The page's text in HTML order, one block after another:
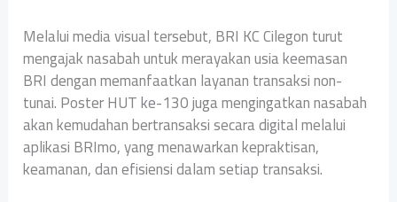
Melalui media visual tersebut, BRI KC Cilegon turut
mengajak nasabah untuk merayakan usia keemasan
BRI dengan memanfaatkan layanan transaksi non-
tunai. Poster HUT ke-130 juga mengingatkan nasabah
akan kemudahan bertransaksi secara digital melalui
aplikasi BRImo, yang menawarkan kepraktisan,
keamanan, dan efisiensi dalam setiap transaksi.